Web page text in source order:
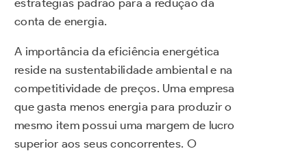
conta de energia.
A importância da eficiência energética
reside na sustentabilidade ambiental e na
competitividade de preços. Uma empresa
que gasta menos energia para produzir o
mesmo item possui uma margem de lucro
superior aos seus concorrentes. O